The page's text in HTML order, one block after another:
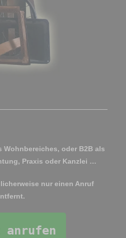
Wohnbereiches, oder B2B als
Praxis oder Kanzlei …
nur einen Anruf